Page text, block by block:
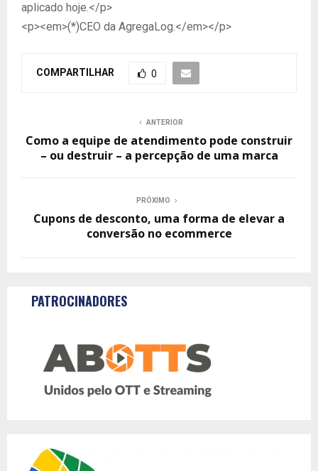
aplicado hoje.</p>
<p><em>(*)CEO da AgregaLog.</em></p>
COMPARTILHAR 0
ANTERIOR
Como a equipe de atendimento pode construir
– ou destruir – a percepção de uma marca
PRÓXIMO
Cupons de desconto, uma forma de elevar a
conversão no ecommerce
PATROCINADORES